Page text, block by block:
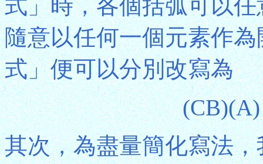
式」時，各個括弧可以
隨意以任何一個元素作
式」便可以分別改寫為
其次，為盡量簡化寫法